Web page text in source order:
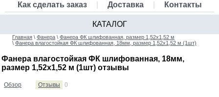
Как сделать заказ
Доставка Контакты
КАТАЛОГ
Главная \ Фанера \ Фанера ФК шлифованная, размер 1,52х1,52 м
\ Фанера влагостойкая ФК шлифованная, 18мм, размер 1,52х1,52 м (1шт)
Фанера влагостойкая ФК шлифованная, 18мм,
размер 1,52х1,52 м (1шт) отзывы
Обзор Отзывы 0